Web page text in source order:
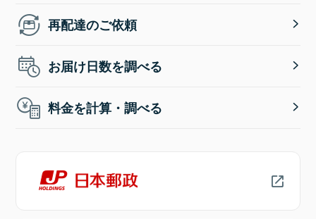
再配達のご依頼
お届け日数を調べる
料金を計算・調べる